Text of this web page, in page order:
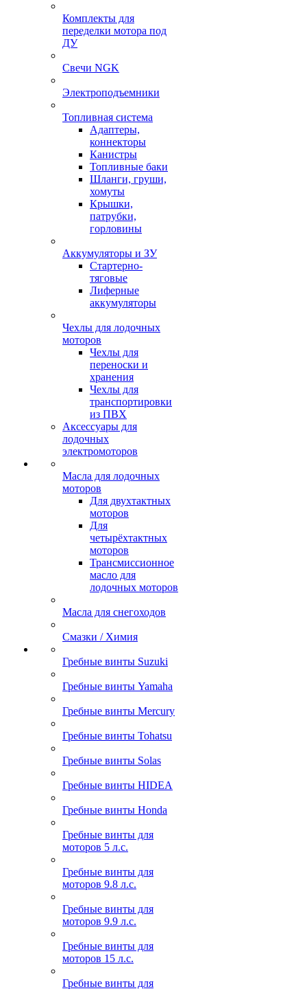
Комплекты для
переделки мотора под
ДУ
Свечи NGK
Электроподъемники
Топливная система
Адаптеры,
коннекторы
Канистры
Топливные баки
Шланги, груши,
хомуты
Крышки,
патрубки,
горловины
Аккумуляторы и ЗУ
Стартерно-
тяговые
Лиферные
аккумуляторы
Чехлы для лодочных
моторов
Чехлы для
переноски и
хранения
Чехлы для
транспортировки
из ПВХ
Аксессуары для
лодочных
электромоторов
Масла для лодочных
моторов
Для двухтактных
моторов
Для
четырёхтактных
моторов
Трансмиссионное
масло для
лодочных моторов
Масла для снегоходов
Смазки / Химия
Гребные винты Suzuki
Гребные винты Yamaha
Гребные винты Mercury
Гребные винты Tohatsu
Гребные винты Solas
Гребные винты HIDEA
Гребные винты Honda
Гребные винты для
моторов 5 л.с.
Гребные винты для
моторов 9.8 л.с.
Гребные винты для
моторов 9.9 л.с.
Гребные винты для
моторов 15 л.с.
Гребные винты для